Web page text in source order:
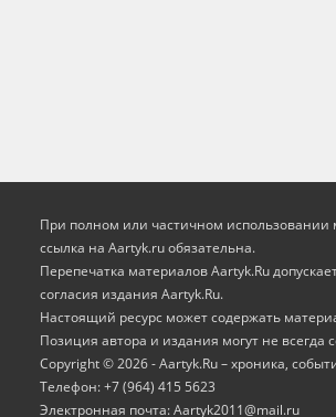
При полном или частичном использовании
ссылка на Aartyk.ru oбязательна.
Перепечатка материалов Aartyk.Ru
согласия издания Aartyk.Ru.
Настоящий ресурс может содержать
Позиция автора и издания могут не всегда
Copyright © 2026 - Aartyk.Ru – хроника,
Телефон: +7 (964) 415 5623
Электронная почта: Aartyk2011@mail.ru